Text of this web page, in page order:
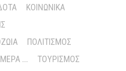
ΚΟΙΝΩΝΙΚΆ
ΠΟΛΙΤΙΣΜΌΣ
...
ΤΟΥΡΙΣΜΌΣ